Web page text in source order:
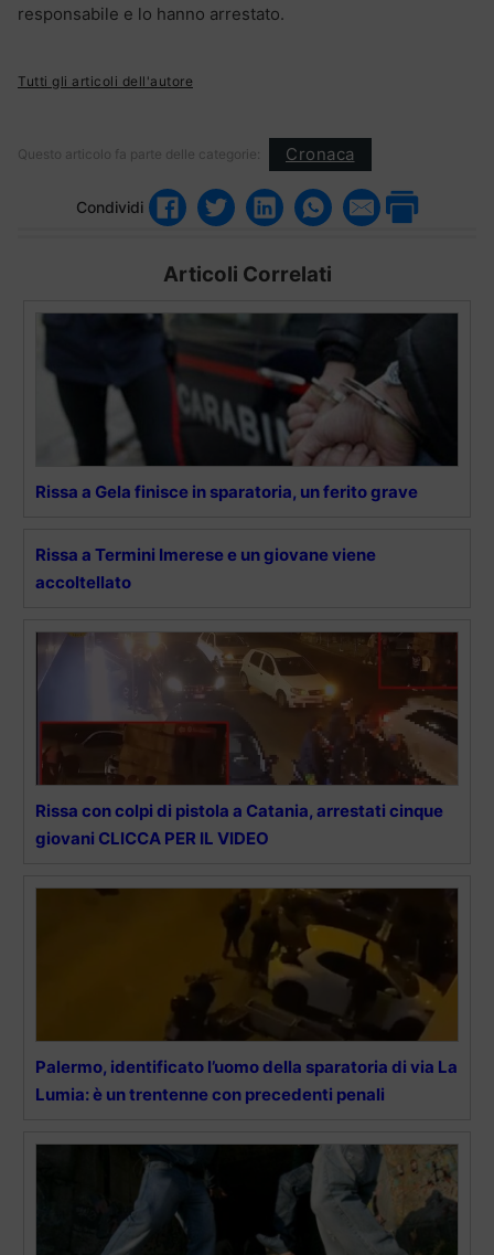
responsabile e lo hanno arrestato.
Tutti gli articoli dell'autore
Questo articolo fa parte delle categorie: Cronaca
Condividi
Articoli Correlati
Rissa a Gela finisce in sparatoria, un ferito grave
Rissa a Termini Imerese e un giovane viene
accoltellato
Rissa con colpi di pistola a Catania, arrestati cinque
giovani CLICCA PER IL VIDEO
Palermo, identificato l’uomo della sparatoria di via La
Lumia: è un trentenne con precedenti penali